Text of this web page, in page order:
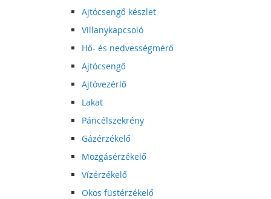
Ajtócsengő készlet
Villanykapcsoló
Hő- és nedvességmérő
Ajtócsengő
Ajtóvezérlő
Lakat
Páncélszekrény
Gázérzékelő
Mozgásérzékelő
Vízérzékelő
Okos füstérzékelő